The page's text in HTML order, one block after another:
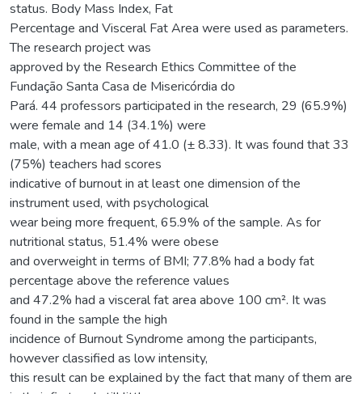
status. Body Mass Index, Fat
Percentage and Visceral Fat Area were used as parameters.
The research project was
approved by the Research Ethics Committee of the
Fundação Santa Casa de Misericórdia do
Pará. 44 professors participated in the research, 29 (65.9%)
were female and 14 (34.1%) were
male, with a mean age of 41.0 (± 8.33). It was found that 33
(75%) teachers had scores
indicative of burnout in at least one dimension of the
instrument used, with psychological
wear being more frequent, 65.9% of the sample. As for
nutritional status, 51.4% were obese
and overweight in terms of BMI; 77.8% had a body fat
percentage above the reference values
and 47.2% had a visceral fat area above 100 cm². It was
found in the sample the high
incidence of Burnout Syndrome among the participants,
however classified as low intensity,
this result can be explained by the fact that many of them are